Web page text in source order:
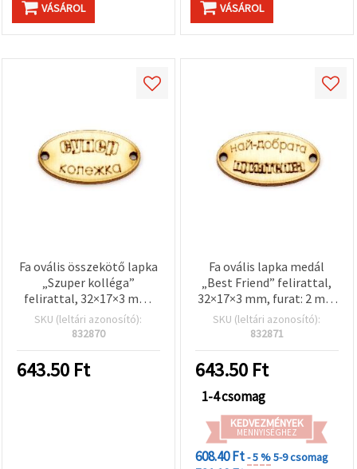
VÁSÁROL VÁSÁROL
Fa ovális összekötő lapka
„Szuper kolléga”
felirattal, 32×17×3 mm,
lyuk: 2 mm – 10 db
SKU (leltári azonosító):
832870
643.50 Ft
Fa ovális lapka medál
„Best Friend” felirattal,
32×17×3 mm, furat: 2 mm
– 10 db
SKU (leltári azonosító):
832871
643.50 Ft
1-4 csomag
KEDVEZMÉNYEK
MENNYISÉGHEZ
608.40 Ft- 5 %5-9 csomag